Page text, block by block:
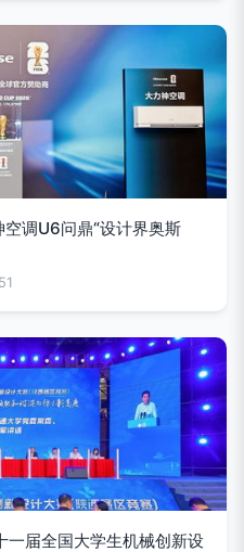
调U6问鼎“设计界奥斯
届全国大学生机械创新设